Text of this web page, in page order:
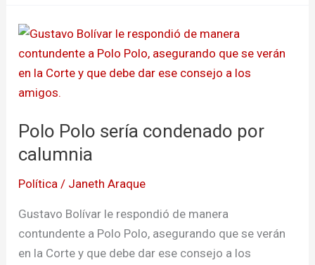
Polo Polo sería condenado por
calumnia
Política / Janeth Araque
Gustavo Bolívar le respondió de manera
contundente a Polo Polo, asegurando que se verán
en la Corte y que debe dar ese consejo a los
Polo
Polo
sería
condenado
calumnia